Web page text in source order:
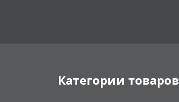
Категории товаров